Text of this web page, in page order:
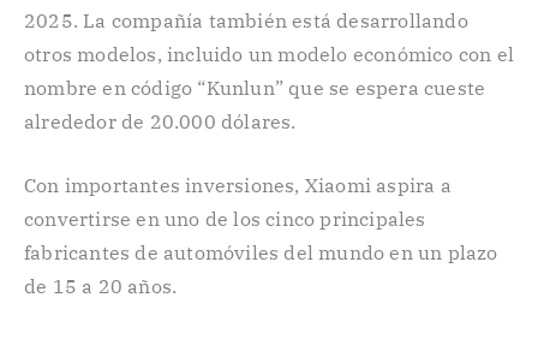
2025. La compañía también está desarrollando
otros modelos, incluido un modelo económico con el
nombre en código “Kunlun” que se espera cueste
alrededor de 20.000 dólares.
Con importantes inversiones, Xiaomi aspira a
convertirse en uno de los cinco principales
fabricantes de automóviles del mundo en un plazo
de 15 a 20 años.